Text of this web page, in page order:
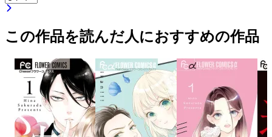
この作品を読んだ人におすすめの作品